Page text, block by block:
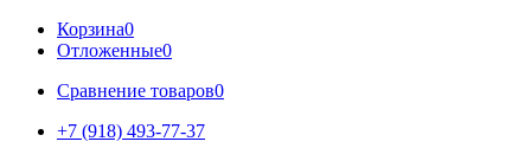
Корзина0
Отложенные0
Сравнение товаров0
+7 (918) 493-77-37